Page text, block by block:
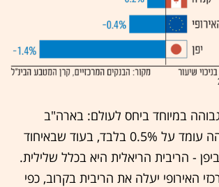
במיוחד ביחס לעולם: בארה"ב
ובבריטניה מדד זהה עומד על 0.5% בלבד, בעוד שבאיחוד
- הריבית הריאלית היא בכלל שלילית.
האירופי יעלה את הריבית בקרוב, כפי